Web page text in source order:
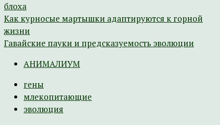
блоха
Как курносые мартышки адаптируются к горной
жизни
Гавайские пауки и предсказуемость эволюции
АНИМАЛИУМ
гены
млекопитающие
эволюция